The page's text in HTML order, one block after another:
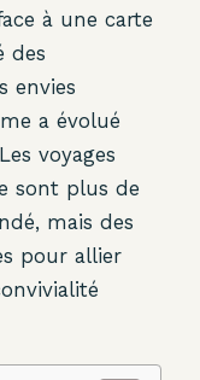
à une carte
des
envies
a évolué
voyages
sont plus de
mais des
pour allier